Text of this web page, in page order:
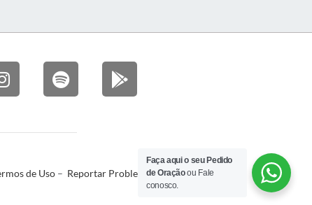
de Uso– Reportar Problema
Faça aqui o seu Pedido
de Oraçãoou Fale
conosco.